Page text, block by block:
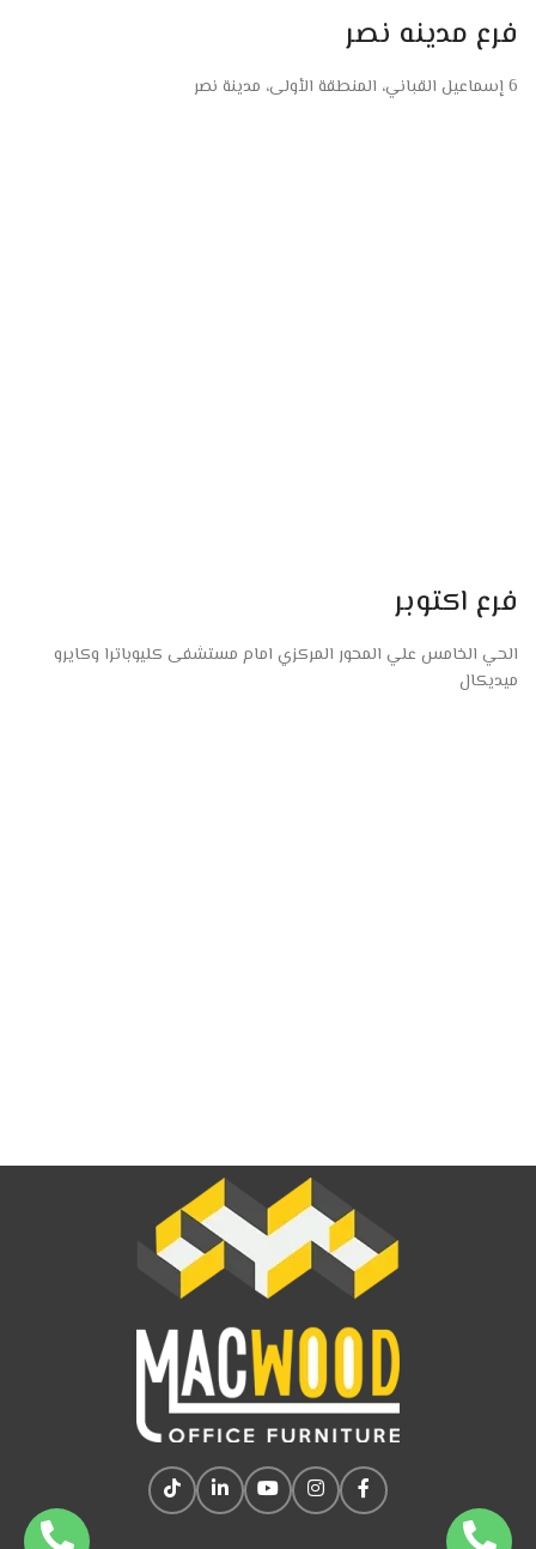
فرع مدينه نصر
6 إسماعيل القباني، المنطقة الأولى، مدينة نصر
فرع اكتوبر
الحي الخامس علي المحور المركزي امام مستشفى كليوباترا وكايرو
ميديكال